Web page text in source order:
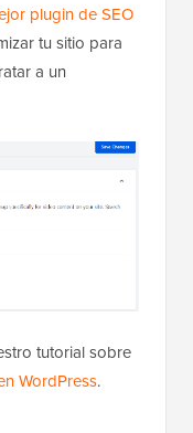
plugin de SEO
tu sitio para
a un
tutorial sobre
WordPress.